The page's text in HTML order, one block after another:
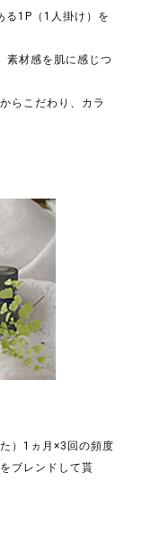
る1P（1人掛け）を
素材感を肌に感じつ
らこだわり、カラ
）1ヵ月×3回の頻度
ブレンドして貰